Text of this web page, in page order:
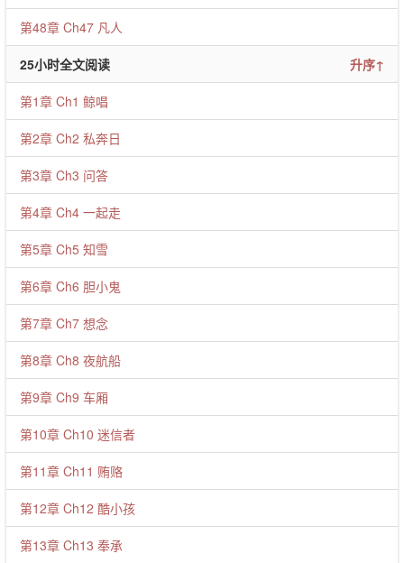
第48章 Ch47 凡人
25小时全文阅读 升序↑
第1章 Ch1 鲸唱
第2章 Ch2 私奔日
第3章 Ch3 问答
第4章 Ch4 一起走
第5章 Ch5 知雪
第6章 Ch6 胆小鬼
第7章 Ch7 想念
第8章 Ch8 夜航船
第9章 Ch9 车厢
第10章 Ch10 迷信者
第11章 Ch11 贿赂
第12章 Ch12 酷小孩
第13章 Ch13 奉承